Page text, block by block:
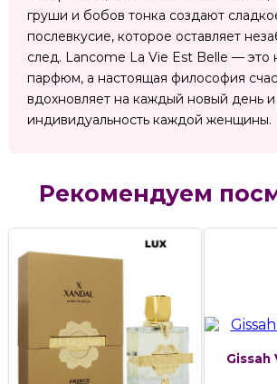
груши и бобов тонка создают
послевкусие, которое оставляет
след. Lancome La Vie Est Belle — это
парфюм, а настоящая философия
вдохновляет на каждый новый день
индивидуальность каждой женщины.
Рекомендуем
Gissah